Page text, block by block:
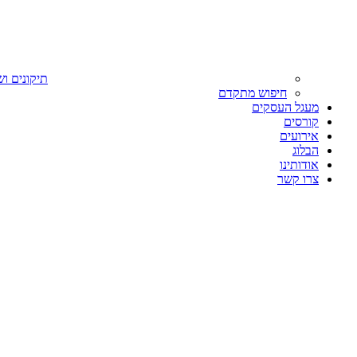
תיקונים
חיפוש מתקדם
מעגל העסקים
קורסים
אירועים
הבלוג
אודותינו
צרו קשר